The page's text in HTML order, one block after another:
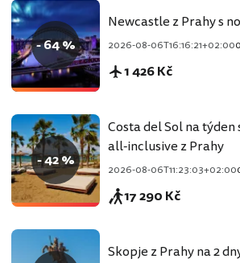
- 64 %
Newcastle z Prahy s
2026-08-06T16:16:21+02:00
1 426 Kč
- 42 %
Costa del Sol na
all-inclusive z Prahy
2026-08-06T11:23:03+02:00
17 290 Kč
Skopje z Prahy na 2